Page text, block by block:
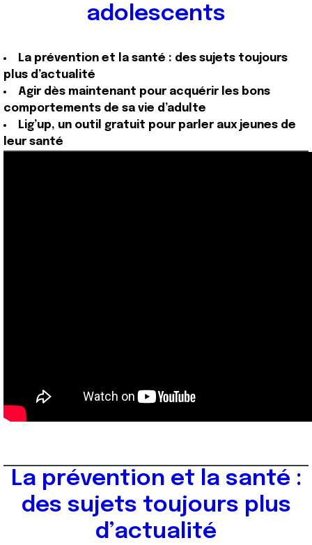
adolescents
La prévention et la santé : des sujets toujours
plus d’actualité
Agir dès maintenant pour acquérir les bons
comportements de sa vie d’adulte
Lig’up, un outil gratuit pour parler aux jeunes de
leur santé
La prévention et la santé :
des sujets toujours plus
d’actualité